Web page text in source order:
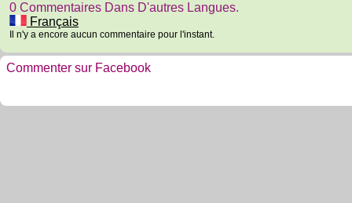
0 Commentaires Dans D'autres Langues.
Français
Il n'y a encore aucun commentaire pour l'instant.
Commenter sur Facebook